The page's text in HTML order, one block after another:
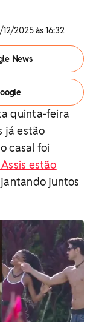
12/2025 às 16:32
News
quinta-feira
já estão
casal foi
estão
juntos